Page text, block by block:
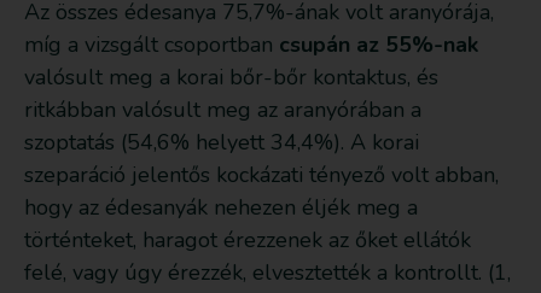
Az összes édesanya 75,7%-ának volt aranyórája,
míg a vizsgált csoportban csupán az 55%-nak
valósult meg a korai bőr-bőr kontaktus, és
ritkábban valósult meg az aranyórában a
szoptatás (54,6% helyett 34,4%). A korai
szeparáció jelentős kockázati tényező volt abban,
hogy az édesanyák nehezen éljék meg a
történteket, haragot érezzenek az őket ellátók
felé, vagy úgy érezzék, elvesztették a kontrollt. (1,